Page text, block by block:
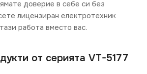
доверие в себе си без
лицензиран електротехник
работа вместо вас.
от серията VT-5177